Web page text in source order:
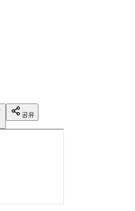
공유